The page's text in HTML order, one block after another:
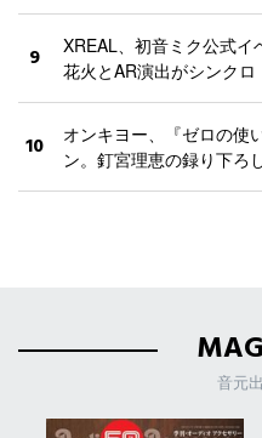
9
XREAL、初音ミク公式
花火とAR演出がシンクロ
10
オンキヨー、『ゼロの使
ン。釘宮理恵の録り下ろ
音元